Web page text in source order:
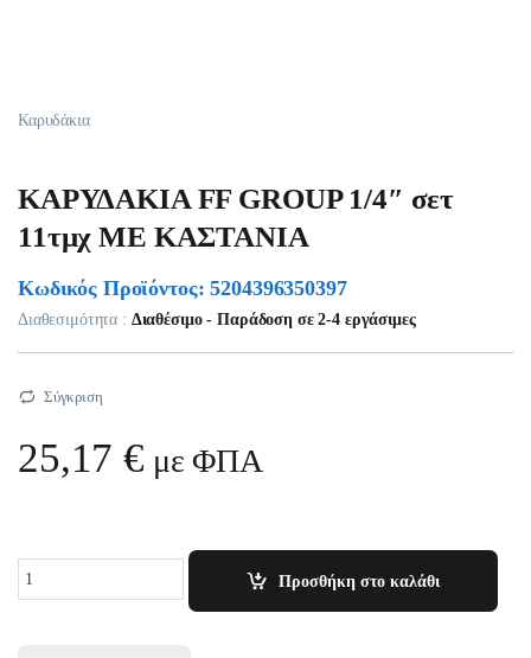
Καρυδάκια
ΚΑΡΥΔΑΚΙΑ FF GROUP 1/4″ σετ
11τμχ ΜΕ ΚΑΣΤΑΝΙΑ
Κωδικός Προϊόντος: 5204396350397
Διαθεσιμότητα : Διαθέσιμο - Παράδοση σε 2-4 εργάσιμες
Σύγκριση
25,17€ με ΦΠΑ
Προσθήκη στο καλάθι